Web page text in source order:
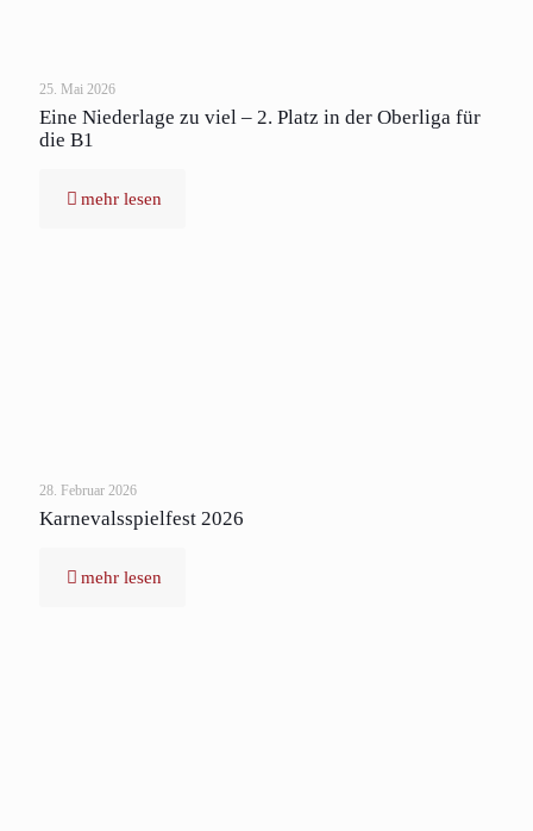
25. Mai 2026
Eine Niederlage zu viel – 2. Platz in der Oberliga für
die B1
mehr lesen
28. Februar 2026
Karnevalsspielfest 2026
mehr lesen